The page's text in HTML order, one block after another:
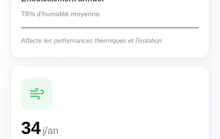
78% d'humidité moyenne
Affecte les performances thermiques et l'isolation
34 j/an